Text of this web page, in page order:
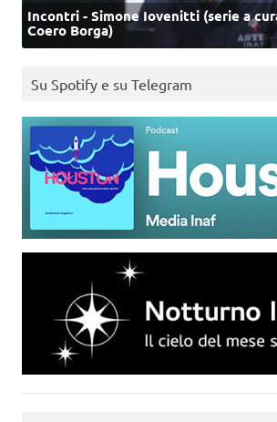
Incontri - Simone Iovenitti (serie a
Coero Borga)
Su Spotify e su Telegram